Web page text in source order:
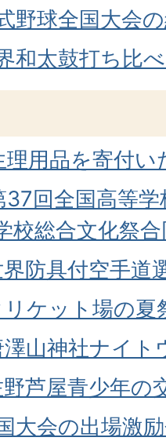
野球全国大会
和太鼓打ち比
理用品を寄付
37回全国高等
校総合文化祭
界防具付空手道
リケット場の夏
澤山神社ナイト
野芦屋青少年の
大会の出場激